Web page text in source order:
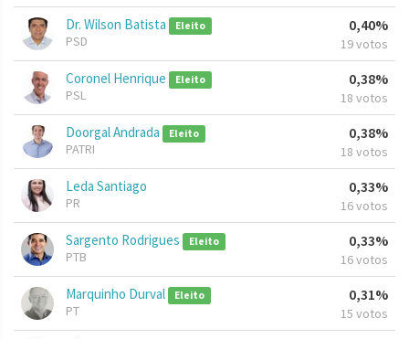
Dr. Wilson Batista Eleito
PSD
0,40%
19 votos
Coronel Henrique Eleito
PSL
0,38%
18 votos
Doorgal Andrada Eleito
PATRI
0,38%
18 votos
Leda Santiago
PR
0,33%
16 votos
Sargento Rodrigues Eleito
PTB
0,33%
16 votos
Marquinho Durval Eleito
PT
0,31%
15 votos